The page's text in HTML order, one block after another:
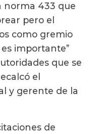
norma 433 que
pero el
como gremio
importante”
que se
el
y gerente de la
de